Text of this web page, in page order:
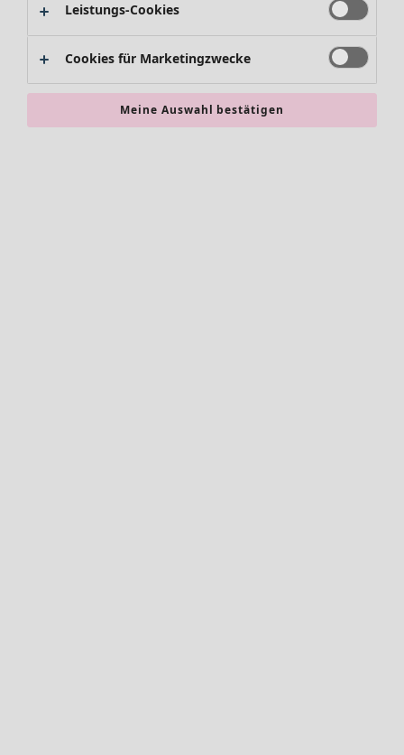
Bademode
Basics
SALE Zuhause
Alle anzeigen
Dekoration
Textilien
Frottee
Leistungs-Cookies
Cookies für Marketingzwecke
Meine Auswahl bestätigen